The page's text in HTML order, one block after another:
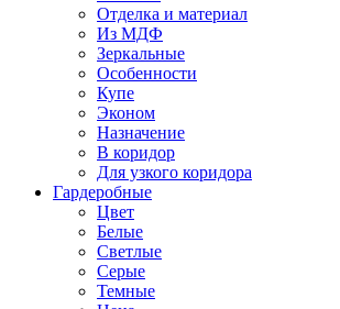
Отделка и материал
Из МДФ
Зеркальные
Особенности
Купе
Эконом
Назначение
В коридор
Для узкого коридора
Гардеробные
Цвет
Белые
Светлые
Серые
Темные